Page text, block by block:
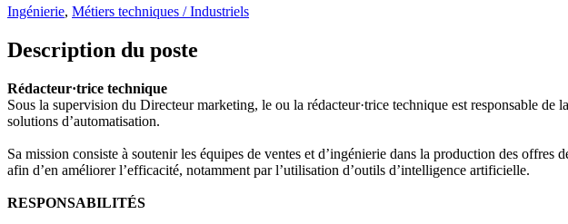
Ingénierie, Métiers techniques / Industriels
Description du poste
Rédacteur·trice technique
Sous la supervision du Directeur marketing, le ou la rédacteur·trice technique est responsable
solutions d’automatisation.
Sa mission consiste à soutenir les équipes de ventes et d’ingénierie dans la production des
afin d’en améliorer l’efficacité, notamment par l’utilisation d’outils d’intelligence artificielle.
RESPONSABILITÉS